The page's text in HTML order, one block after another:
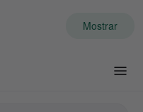
Mostrar